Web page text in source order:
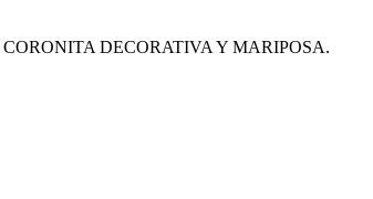
DECORATIVA Y MARIPOSA.